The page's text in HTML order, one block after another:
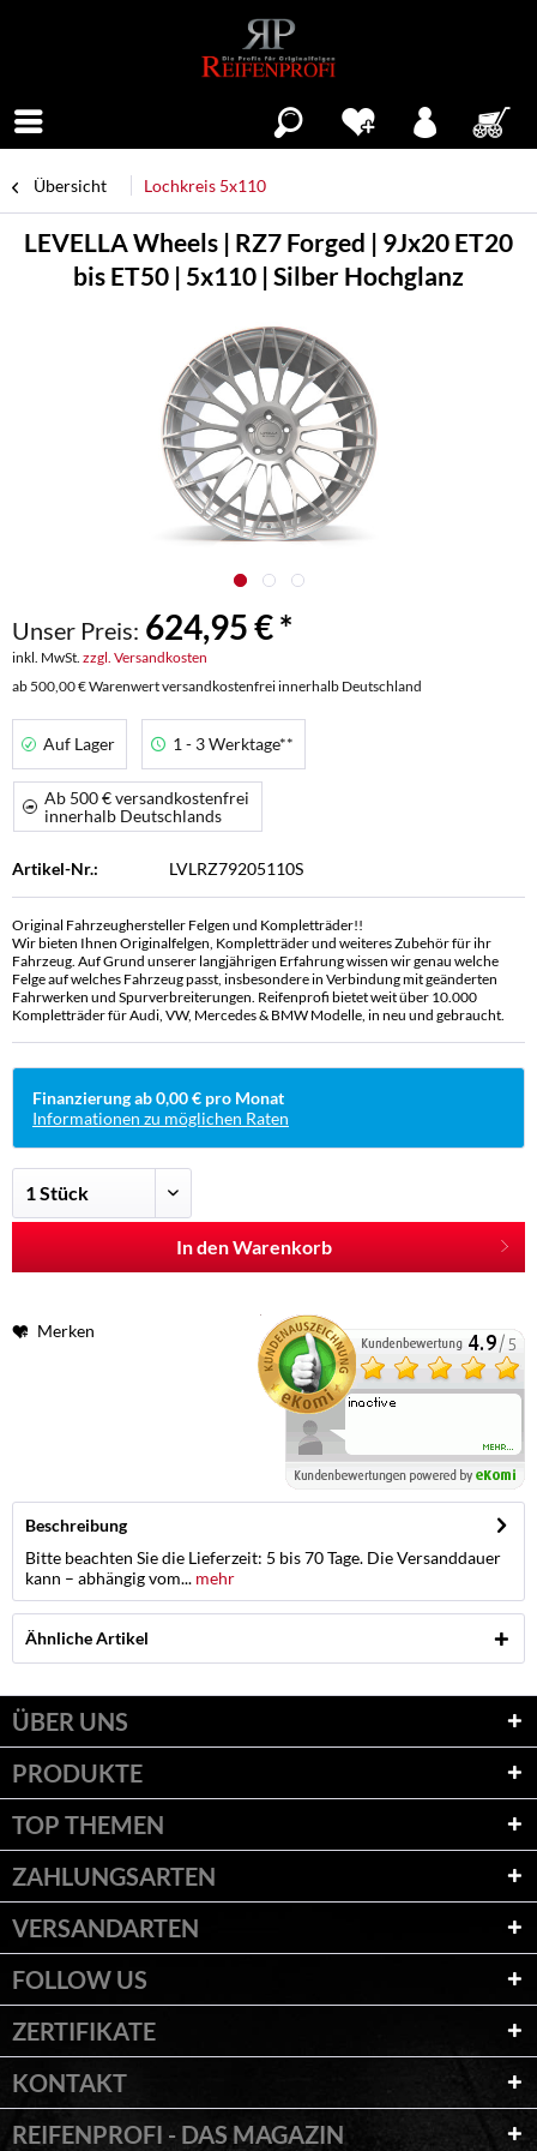
Übersicht Lochkreis 5x110
LEVELLA Wheels | RZ7 Forged | 9Jx20 ET20
bis ET50 | 5x110 | Silber Hochglanz
Unser Preis: 624,95 € *
inkl. MwSt. zzgl. Versandkosten
ab 500,00 € Warenwert versandkostenfrei innerhalb Deutschland
Auf Lager 1 - 3 Werktage**
Ab 500 € versandkostenfrei
innerhalb Deutschlands
Artikel-Nr.: LVLRZ79205110S
Original Fahrzeughersteller Felgen und Kompletträder!!
Wir bieten Ihnen Originalfelgen, Kompletträder und weiteres Zubehör für ihr
Fahrzeug. Auf Grund unserer langjährigen Erfahrung wissen wir genau welche
Felge auf welches Fahrzeug passt, insbesondere in Verbindung mit geänderten
Fahrwerken und Spurverbreiterungen. Reifenprofi bietet weit über 10.000
Kompletträder für Audi, VW, Mercedes & BMW Modelle, in neu und gebraucht.
Finanzierung ab 0,00 € pro Monat
Informationen zu möglichen Raten
In den Warenkorb
Merken
Beschreibung
Bitte beachten Sie die Lieferzeit: 5 bis 70 Tage. Die Versanddauer
kann – abhängig vom... mehr
Ähnliche Artikel
ÜBER UNS
PRODUKTE
TOP THEMEN
ZAHLUNGSARTEN
VERSANDARTEN
FOLLOW US
ZERTIFIKATE
KONTAKT
REIFENPROFI - DAS MAGAZIN